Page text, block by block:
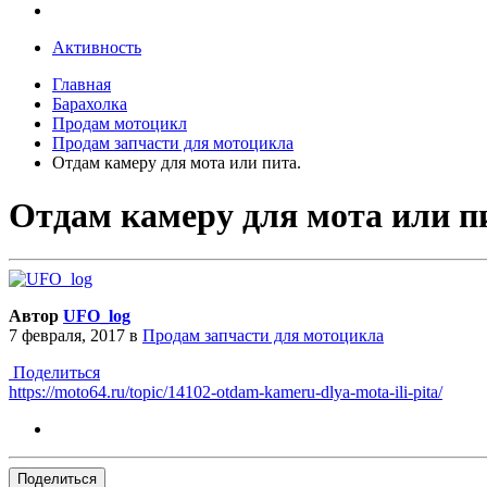
Активность
Главная
Барахолка
Продам мотоцикл
Продам запчасти для мотоцикла
Отдам камеру для мота или пита.
Отдам камеру для мота или
Автор UFO_log
7 февраля, 2017 в Продам запчасти для мотоцикла
Поделиться
https://moto64.ru/topic/14102-otdam-kameru-dlya-mota-ili-pita/
Поделиться